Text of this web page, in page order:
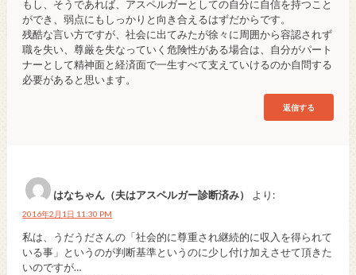
もし、そうであれば、アスペルガーとしての自分に自信を持つこと
ができ、弱点にもしっかりと向き合えるはずだからです。
残酷な言い方ですが、社会に出てみたが徐々に周囲から容認されず
職を失い、尊厳を失なっていく危険性がある場合は、自分がパート
ナーとして精神面と経済面で一生すべて支えていけるのか自問する
必要があると思います。
返信する
はなちゃん（夫はアスペルガー診断済み） より:
2016年2月1日 11:30 PM
私は、うだうださんの「社会的に尊重され継続的に収入を得られて
いる事」というのが判断基準というのに少し付け加えさせて頂きた
いのですが…